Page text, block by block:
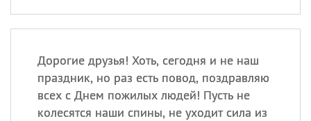
Дорогие друзья! Хоть, сегодня и не наш
праздник, но раз есть повод, поздравляю
всех с Днем пожилых людей! Пусть не
колесятся наши спины, не уходит сила из